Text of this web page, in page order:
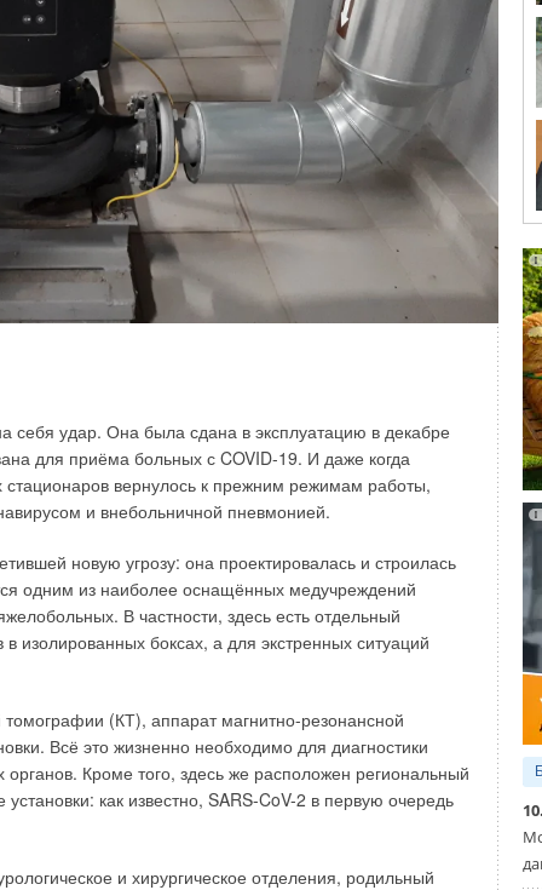
себя удар. Она была сдана в эксплуатацию в декабре
для приёма больных с COVID-19. И даже когда
вернулось к прежним режимам работы,
и внебольничной пневмонией.
новую угрозу: она проектировалась и строилась
одним из наиболее оснащённых медучреждений
В частности, здесь есть отдельный
боксах, а для экстренных ситуаций
(КТ), аппарат магнитно-резонансной
Всё это жизненно необходимо для диагностики
Кроме того, здесь же расположен региональный
как известно, SARS-CoV-2 в первую очередь
и хирургическое отделения, родильный
поможет сэкономить значительные объёмы
при этом добиться наилучших положительных
проект можно тиражировать: применять,
так и для частных предпринимателей.
остро стоят перед любым начинанием
зданий и «умных» круглогодичных теплиц;